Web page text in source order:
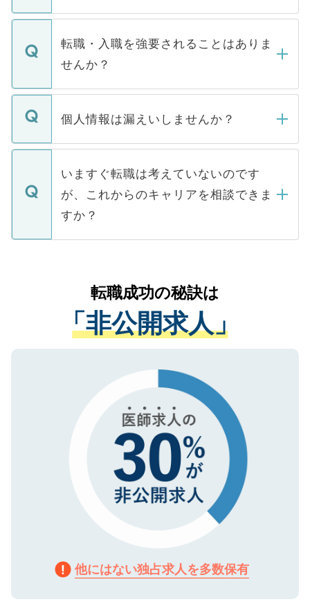
ます。通常、5営業日以内にはご連絡をせて
いただきますので、しばらくお待ちくださ
い。
マイナビDOCTORで取り扱っている求人の
うち約3割は、Webサイトからご覧いただ
けない「非公開求人」です。非公開求人は
下記の理由によって、一般には公開してい
ません。
■応募殺到を避けるため 人気のある医療機
関を公にしてしまうと、応募が殺到する場
に、医療機関が求める条件に合った人材の
みを人材紹介会社に依頼するケースが増え
ています。
転職・入職を強要されることはありま
せんか？
転職・入職を強要することは一切ありませ
ん。また、仮に応募先から内定をいただい
定を承諾する必要はありません。内定先へ
の辞退の連絡はキャリアパートナーが行い
ますので、ご安心ください。
個人情報は漏えいしませんか？
個人情報が漏えいすることはありませんの
で、ご安心ください。当サイトからの登録
などで収集したご登録者様の個人情報は、
ご本人のキャリアアップおよび転職活動の
支援を目的に使用いたします。お預かりし
ているすべての個人データはご本人の許可
は、個人情報の取り扱いについての厳密な
管理基準を満たした事業者のみに付与され
る、プライバシーマークを取得済みです。
ご登録いただいた個人情報は、SSL（デー
で、機密保持に関してもご安心ください。
いますぐ転職は考えていないのです
が、これからのキャリアを相談できま
すか？
かがいして、現在の医療機関の状況や紹介
経験をまじえながら、適切なアドバイスを
させていただきます。すぐにご転職をされ
ない方には、長期的なサポートが可能です
ので、まずはご登録ください。
転職成功の秘訣は
「非公開求人」
他にはない独占求人を多数保有